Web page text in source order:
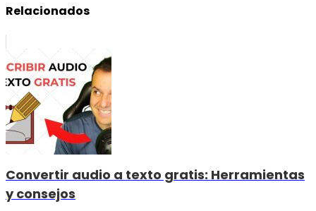
Relacionados
Convertir audio a texto gratis: Herramientas
y consejos